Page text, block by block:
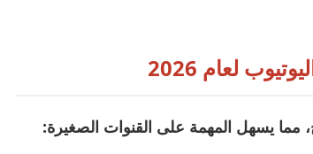
لعام 2026
مما يسهل المهمة على القنوات الصغيرة: